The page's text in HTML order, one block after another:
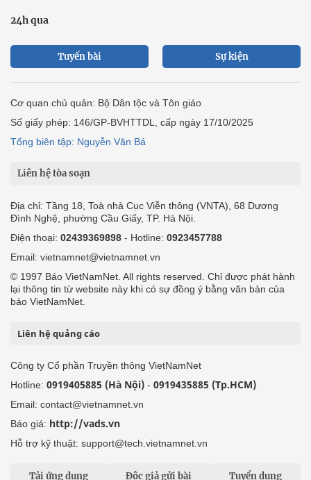
24h qua
Tuyến bài Sự kiện
Cơ quan chủ quản: Bộ Dân tộc và Tôn giáo
Số giấy phép: 146/GP-BVHTTDL, cấp ngày 17/10/2025
Tổng biên tập: Nguyễn Văn Bá
Liên hệ tòa soạn
Địa chỉ: Tầng 18, Toà nhà Cục Viễn thông (VNTA), 68 Dương
Đình Nghệ, phường Cầu Giấy, TP. Hà Nội.
Điện thoại: 02439369898 - Hotline: 0923457788
Email: vietnamnet@vietnamnet.vn
© 1997 Báo VietNamNet. All rights reserved. Chỉ được phát hành
lại thông tin từ website này khi có sự đồng ý bằng văn bản của
báo VietNamNet.
Liên hệ quảng cáo
Công ty Cổ phần Truyền thông VietNamNet
Hotline: 0919405885 (Hà Nội) - 0919435885 (Tp.HCM)
Email: contact@vietnamnet.vn
Báo giá: http://vads.vn
Hỗ trợ kỹ thuật: support@tech.vietnamnet.vn
Tải ứng dụng Độc giả gửi bài Tuyển dụng